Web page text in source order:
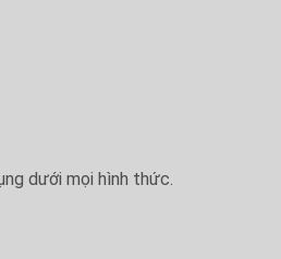
dưới mọi hình thức.